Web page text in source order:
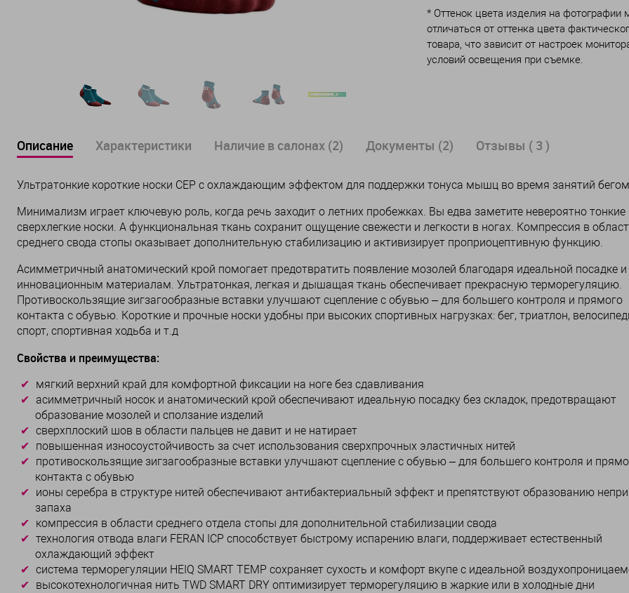
* Оттенок цвета изделия на фотографии
отличаться от оттенка цвета
товара, что зависит от настроек
условий освещения при съемке.
Описание Характеристики Наличие в салонах (2) Документы (2) Отзывы ( 3 )
Ультратонкие короткие носки CEP с охлаждающим эффектом для поддержки тонуса мышц во время занятий бегом
Минимализм играет ключевую роль, когда речь заходит о летних пробежках. Вы едва заметите невероятно тонкие
сверхлегкие носки. А функциональная ткань сохранит ощущение свежести и легкости в ногах. Компрессия в
среднего свода стопы оказывает дополнительную стабилизацию и активизирует проприоцептивную функцию.
Асимметричный анатомический крой помогает предотвратить появление мозолей благодаря идеальной посадке и
инновационным материалам. Ультратонкая, легкая и дышащая ткань обеспечивает прекрасную терморегуляцию.
Противоскользящие зигзагообразные вставки улучшают сцепление с обувью – для большего контроля и прямого
контакта с обувью. Короткие и прочные носки удобны при высоких спортивных нагрузках: бег, триатлон,
спорт, спортивная ходьба и т.д
Свойства и преимущества:
мягкий верхний край для комфортной фиксации на ноге без сдавливания
асимметричный носок и анатомический крой обеспечивают идеальную посадку без складок, предотвращают
образование мозолей и сползание изделий
сверхплоский шов в области пальцев не давит и не натирает
повышенная износоустойчивость за счет использования сверхпрочных эластичных нитей
противоскользящие зигзагообразные вставки улучшают сцепление с обувью – для большего контроля и
контакта с обувью
ионы серебра в структуре нитей обеспечивают антибактериальный эффект и препятствуют образованию
запаха
компрессия в области среднего отдела стопы для дополнительной стабилизации свода
технология отвода влаги FERAN ICP способствует быстрому испарению влаги, поддерживает естественный
охлаждающий эффект
система терморегуляции HEIQ SMART TEMP сохраняет сухость и комфорт вкупе с идеальной
высокотехнологичная нить TWD SMART DRY оптимизирует терморегуляцию в жаркие или в холодные дни